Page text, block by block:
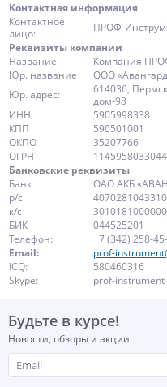
Контактная информация
Контактное
лицо:
ПРОФ-
Реквизиты компании
Название:
Компания
Юр. название
ООО
Юр. адрес:
614036,
дом-98
ИНН
5905998338
КПП
590501001
ОКПО
35207766
ОГРН
1145958033044
Банковские реквизиты
Банк
ОАО АКБ
р/с
к/с
БИК
044525201
Телефон:
+7 (342) 258-
Email:
prof-
ICQ:
580460316
Skype:
prof-instrument
Будьте в курсе!
Новости, обзоры и акции